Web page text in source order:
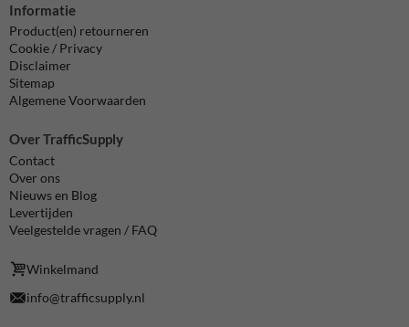
Informatie
Product(en) retourneren
Cookie / Privacy
Disclaimer
Sitemap
Algemene Voorwaarden
Over TrafficSupply
Contact
Over ons
Nieuws en Blog
Levertijden
Veelgestelde vragen / FAQ
Winkelmand
info@trafficsupply.nl